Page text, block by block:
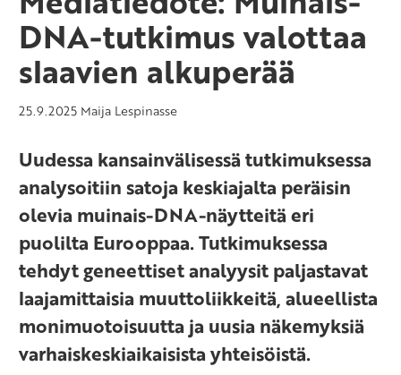
DNA-tutkimus valottaa
slaavien alkuperää
25.9.2025 Maija Lespinasse
Uudessa kansainvälisessä tutkimuksessa
analysoitiin satoja keskiajalta peräisin
olevia muinais-DNA-näytteitä eri
puolilta Eurooppaa. Tutkimuksessa
tehdyt geneettiset analyysit paljastavat
laajamittaisia muuttoliikkeitä, alueellista
monimuotoisuutta ja uusia näkemyksiä
varhaiskeskiaikaisista yhteisöistä.